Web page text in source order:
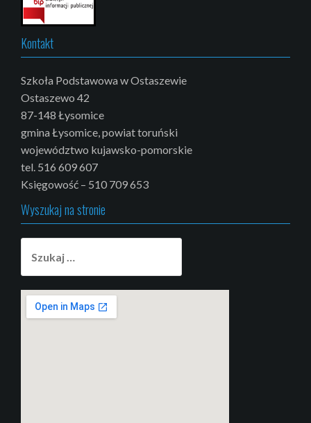
Kontakt
Szkoła Podstawowa w Ostaszewie
Ostaszewo 42
87-148 Łysomice
gmina Łysomice, powiat toruński
województwo kujawsko-pomorskie
tel. 516 609 607
Księgowość – 510 709 653
Wyszukaj na stronie